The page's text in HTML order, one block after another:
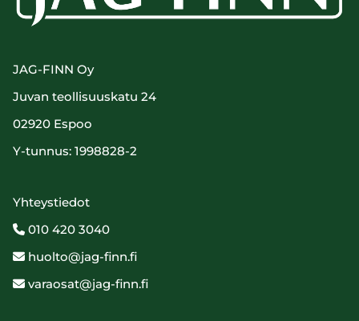
JAG-FINN Oy
Juvan teollisuuskatu 24
02920 Espoo
Y-tunnus: 1998828-2
Yhteystiedot
 010 420 3040
 huolto@jag-finn.fi
 varaosat@jag-finn.fi